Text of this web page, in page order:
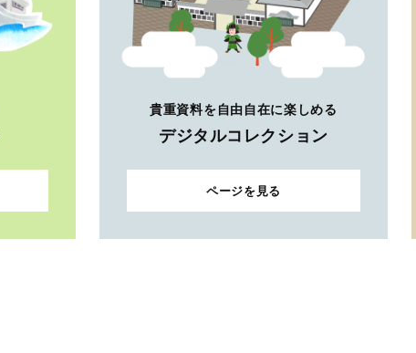
貴重資料を自由自在に楽しめる
デジタルコレクション
ページを見る